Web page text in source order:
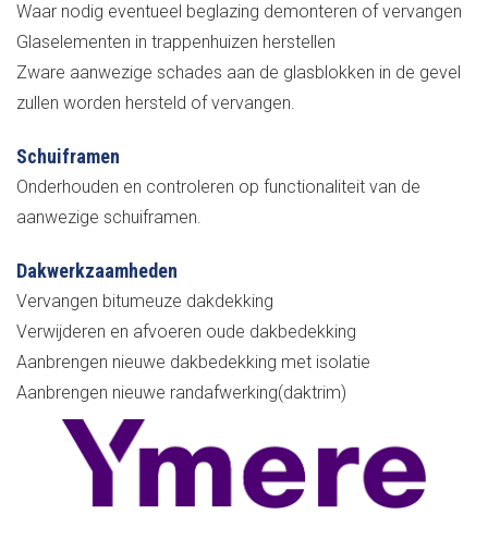
Waar nodig eventueel beglazing demonteren of vervangen
Glaselementen in trappenhuizen herstellen
Zware aanwezige schades aan de glasblokken in de gevel
zullen worden hersteld of vervangen.
Schuiframen
Onderhouden en controleren op functionaliteit van de
aanwezige schuiframen.
Dakwerkzaamheden
Vervangen bitumeuze dakdekking
Verwijderen en afvoeren oude dakbedekking
Aanbrengen nieuwe dakbedekking met isolatie
Aanbrengen nieuwe randafwerking(daktrim)